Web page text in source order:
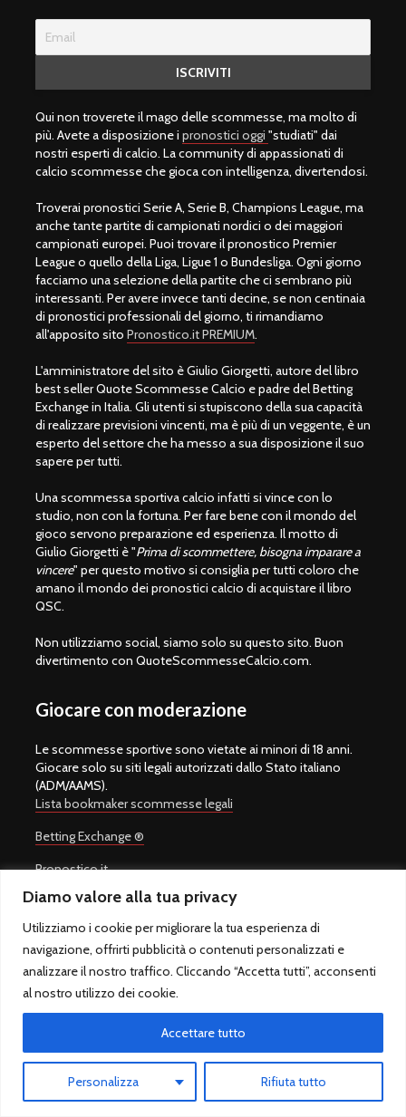
Diamo valore alla tua privacy
Utilizziamo i cookie per migliorare la tua esperienza di
navigazione, offrirti pubblicità o contenuti personalizzati e
analizzare il nostro traffico. Cliccando “Accetta tutti”, acconsenti
al nostro utilizzo dei cookie.
Personalizza Rifiuta tutto
Accettare tutto
Qui non troverete il mago delle scommesse, ma molto di
più. Avete a disposizione i pronostici oggi "studiati" dai
nostri esperti di calcio. La community di appassionati di
calcio scommesse che gioca con intelligenza, divertendosi.
Troverai pronostici Serie A, Serie B, Champions League, ma
anche tante partite di campionati nordici o dei maggiori
campionati europei. Puoi trovare il pronostico Premier
League o quello della Liga, Ligue 1 o Bundesliga. Ogni giorno
facciamo una selezione della partite che ci sembrano più
interessanti. Per avere invece tanti decine, se non centinaia
di pronostici professionali del giorno, ti rimandiamo
all'apposito sito Pronostico.it PREMIUM.
L'amministratore del sito è Giulio Giorgetti, autore del libro
best seller Quote Scommesse Calcio e padre del Betting
Exchange in Italia. Gli utenti si stupiscono della sua capacità
di realizzare previsioni vincenti, ma è più di un veggente, è un
esperto del settore che ha messo a sua disposizione il suo
sapere per tutti.
Una scommessa sportiva calcio infatti si vince con lo
studio, non con la fortuna. Per fare bene con il mondo del
gioco servono preparazione ed esperienza. Il motto di
Giulio Giorgetti è "Prima di scommettere, bisogna imparare a
vincere" per questo motivo si consiglia per tutti coloro che
amano il mondo dei pronostici calcio di acquistare il libro
QSC.
Non utilizziamo social, siamo solo su questo sito. Buon
divertimento con QuoteScommesseCalcio.com.
Giocare con moderazione
Le scommesse sportive sono vietate ai minori di 18 anni.
Giocare solo su siti legali autorizzati dallo Stato italiano
(ADM/AAMS).
Lista bookmaker scommesse legali
Betting Exchange ®
Pronostico.it
Pronostico.it PREMIUM
Copyright © 2008-2026.Quote Scommesse CalcioSito Ufficiale -
Un progetto di Giulio Giorgetti
marchio registrato.
Quote Scommesse Calcio fornisce pronostici sulle principali
competizioni sportive. Il gioco in Italia è regolamentato dall'Agenzia
QuoteScommesseCalcio.com - Sfera sas di Marcello Rossi - P.IVA
10917021007 - Via Alessandro Cruto 8, 00146 Roma (RM) – Italia -